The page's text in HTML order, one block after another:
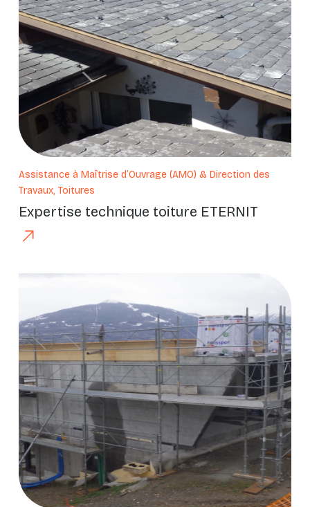
Assistance à Maîtrise d’Ouvrage (AMO) & Direction des
Travaux, Toitures
Expertise technique toiture ETERNIT